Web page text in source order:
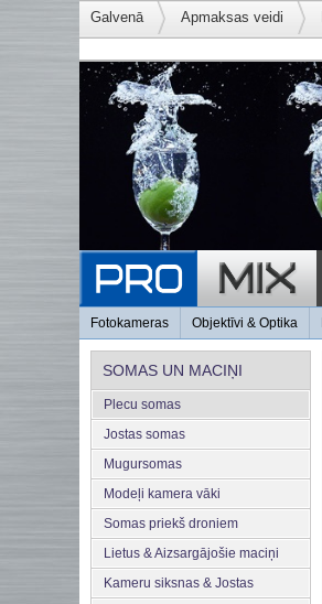
Galvenā Apmaksas veidi
Fotokameras Objektīvi & Optika
SOMAS UN MACIŅI
Plecu somas
Jostas somas
Mugursomas
Modeļi kamera vāki
Somas priekš droniem
Lietus & Aizsargājošie maciņi
Kameru siksnas & Jostas